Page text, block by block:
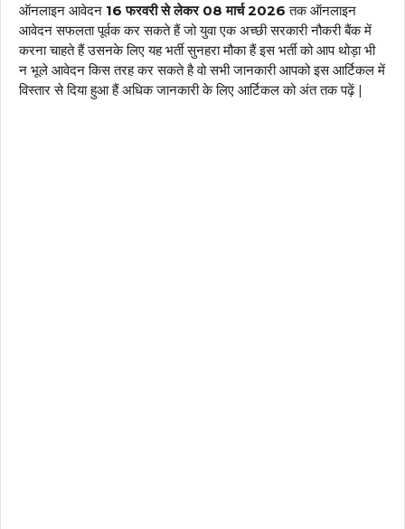
ऑनलाइन आवेदन 16 फरवरी से लेकर 08 मार्च 2026 तक ऑनलाइन
आवेदन सफलता पूर्वक कर सकते हैं जो युवा एक अच्छी सरकारी नौकरी बैंक में
करना चाहते हैं उसनके लिए यह भर्ती सुनहरा मौका हैं इस भर्ती को आप थोड़ा भी
न भूले आवेदन किस तरह कर सकते है वो सभी जानकारी आपको इस आर्टिकल में
विस्तार से दिया हुआ हैं अधिक जानकारी के लिए आर्टिकल को अंत तक पढ़ें |